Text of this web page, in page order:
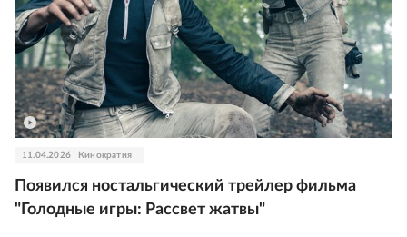
11.04.2026 Кинократия
Появился ностальгический трейлер фильма
"Голодные игры: Рассвет жатвы"